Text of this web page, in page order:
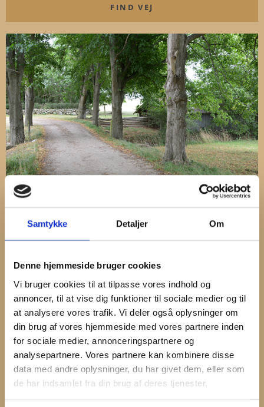
Samtykke Detaljer Om
Denne hjemmeside bruger cookies
Vi bruger cookies til at tilpasse vores indhold og
annoncer, til at vise dig funktioner til sociale medier og til
at analysere vores trafik. Vi deler også oplysninger om
din brug af vores hjemmeside med vores partnere inden
for sociale medier, annonceringspartnere og
analysepartnere. Vores partnere kan kombinere disse
data med andre oplysninger, du har givet dem, eller som
de har indsamlet fra din brug af deres tjenester.
FIND VEJ